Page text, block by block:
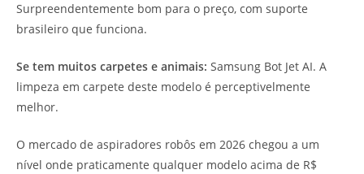
Surpreendentemente bom para o preço, com suporte
brasileiro que funciona.
Se tem muitos carpetes e animais: Samsung Bot Jet AI. A
limpeza em carpete deste modelo é perceptivelmente
melhor.
O mercado de aspiradores robôs em 2026 chegou a um
nível onde praticamente qualquer modelo acima de R$